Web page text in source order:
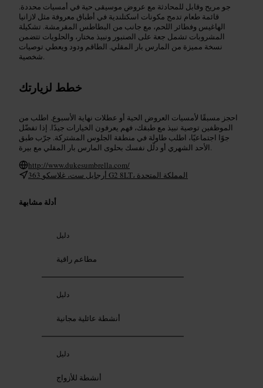
جو مريح وقابل للمحادثة مع عروض موسيقى حية في أمسيات محددة.
قائمة طعام تدمج مكونات اسكتلندية في أطباق معروفة مثل لازانيا
الهاغيس وفطائر اللحم، مع جانب من البطاطس المقرمشة. تشكيلة
المشروبات تشمل جعة على الصنبور ونبيذ مختار، والحلويات تتضمن
نسخة مميزة من المارس بار المقلي. الطاقم ودود ويعطي توصيات
شخصية.
خطط لزيارتك
احجز مسبقًا لأمسيات العروض الحية أو عطلات نهاية الأسبوع. اطلب من
الموظفين توصية نبيذ مع طبقك، فهم يعرفون الخيارات جيدًا. إذا تفضّل
جوًا اجتماعيًا، اطلب طاولة في منطقة الجلوس المشتركة. جرّب طبق
الأحد الشهري أو دلّل نفسك بحلوى المارس بار المقلي مع بيرة.
http://www.dukesumbrella.com/
363 أرجايل ست، غلاسكو G2 8LT، المملكة المتحدة
أدلة مشابهة
دليل
مطاعم راقية
دليل
أنشطة عائلية مجانية
دليل
أنشطة للأزواج